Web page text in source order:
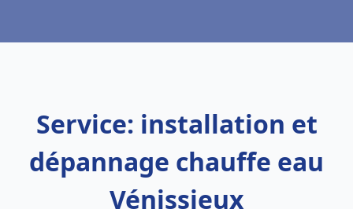
Service: installation et
dépannage chauffe eau
Vénissieux